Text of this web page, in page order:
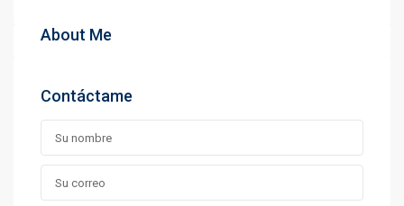
About Me
Contáctame